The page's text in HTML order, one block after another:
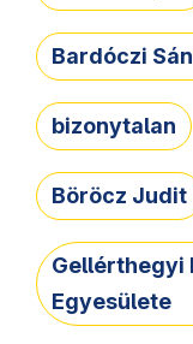
Bardóczi
bizonytalan
Böröcz Judit
Gellérthegyi
Egyesülete